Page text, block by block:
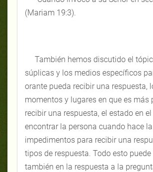
(Mariam 19:3).
También hemos discutido el
súplicas y los medios específicos
orante pueda recibir una respuesta,
momentos y lugares en que es más
recibir una respuesta, el estado en
encontrar la persona cuando hace
impedimentos para recibir una
tipos de respuesta. Todo esto
también en la respuesta a la